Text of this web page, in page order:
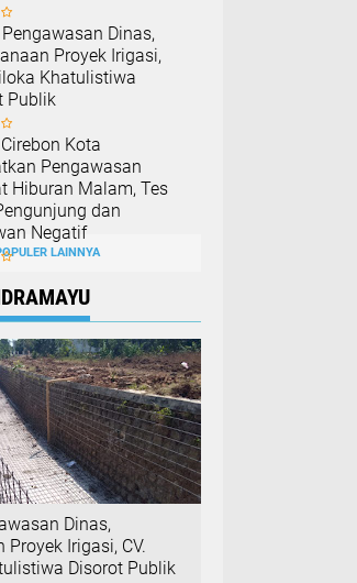
Dinas,
Proyek Irigasi,
Khatulistiwa
Publik
Kota
Pengawasan
Hiburan Malam, Tes
dan
Negatif
LAINNYA
Dinas,
Proyek Irigasi, CV.
Disorot Publik